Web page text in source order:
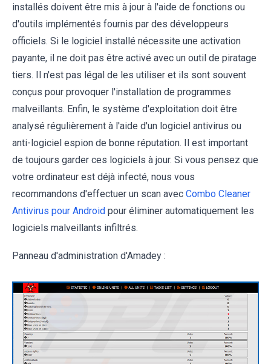
installés doivent être mis à jour à l'aide de fonctions ou
d'outils implémentés fournis par des développeurs
officiels. Si le logiciel installé nécessite une activation
payante, il ne doit pas être activé avec un outil de piratage
tiers. Il n'est pas légal de les utiliser et ils sont souvent
conçus pour provoquer l'installation de programmes
malveillants. Enfin, le système d'exploitation doit être
analysé régulièrement à l'aide d'un logiciel antivirus ou
anti-logiciel espion de bonne réputation. Il est important
de toujours garder ces logiciels à jour. Si vous pensez que
votre ordinateur est déjà infecté, nous vous
recommandons d'effectuer un scan avec Combo Cleaner
Antivirus pour Android pour éliminer automatiquement les
logiciels malveillants infiltrés.
Panneau d'administration d'Amadey :